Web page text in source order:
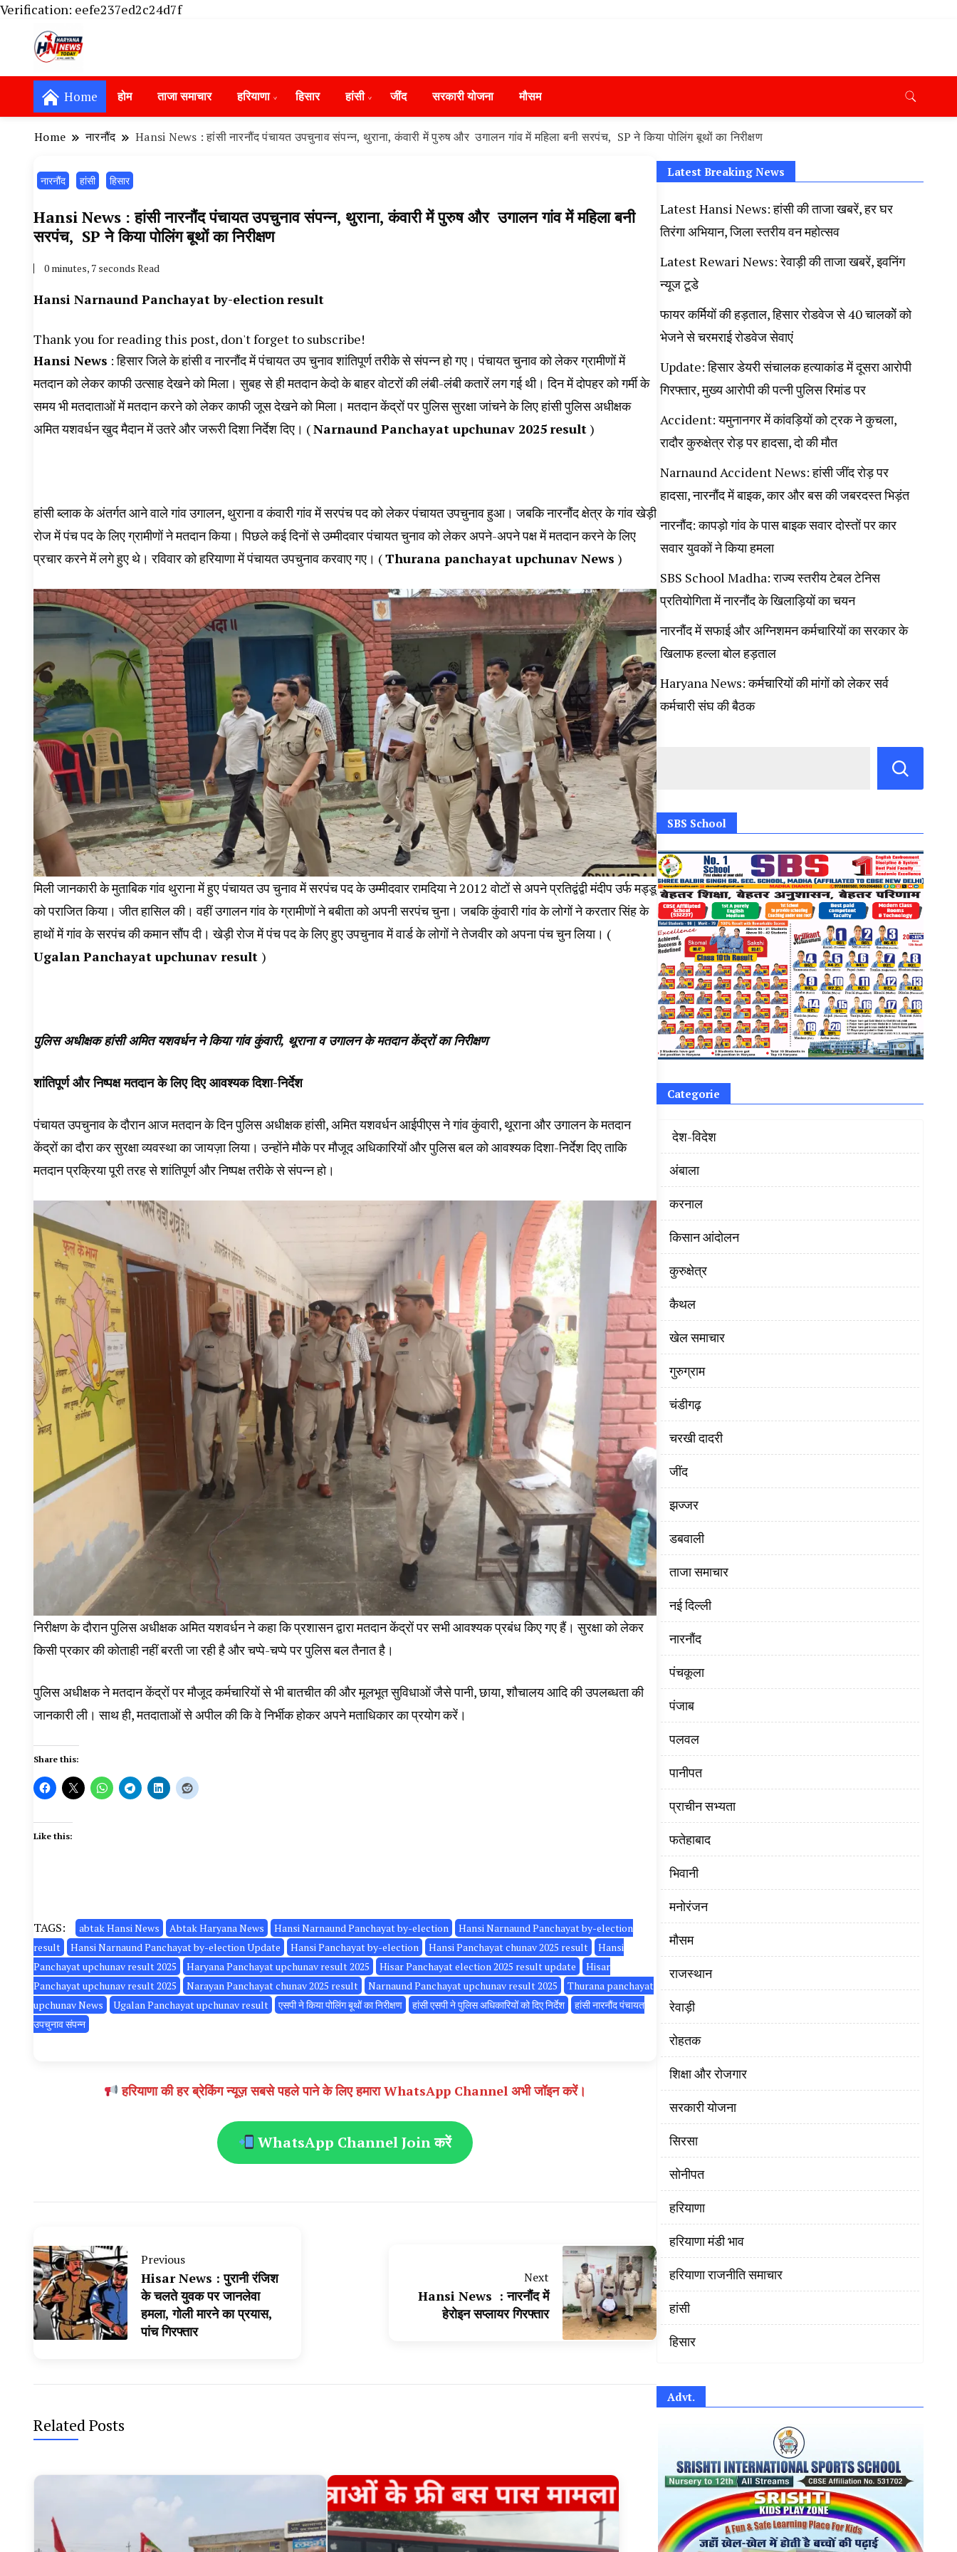
Verification: eefe237ed2c24d7f
Hansi News Today, Hisar Crime News Today, Narnaund News Live, Hansi News Live, Haryana ki Taaja Khabar, Haryana Crime News Today, Weather
Update in Haryana, Weather Alert in Haryana, Rain Alert in Haryana, Haryana Police Action, Haryana Porotet Update, Haryana Police Fir, Haryana
Portet Update News, Student Portest News, Kisan Protest News, AHN News, Abtak Haryana News,
Home होम ताजा समाचार हरियाणा हिसार हांसी ‌जींद सरकारी योजना मौसम
Home नारनौंद Hansi News : हांसी नारनौंद पंचायत उपचुनाव संपन्न, थुराना, कंवारी में पुरुष और उगालन गांव में महिला बनी सरपंच, SP ने किया पोलिंग बूथों का निरीक्षण
नारनौंद हांसी हिसार
Hansi News : हांसी नारनौंद पंचायत उपचुनाव संपन्न, थुराना, कंवारी में पुरुष और उगालन गांव में महिला बनी
सरपंच, SP ने किया पोलिंग बूथों का निरीक्षण
0 minutes, 7 seconds Read
Hansi Narnaund Panchayat by-electionresult
Thank you for reading this post, don't forget to subscribe!
Hansi News : हिसार जिले के हांसी व नारनौंद में पंचायत उप चुनाव शांतिपूर्ण तरीके से संपन्न हो गए। पंचायत चुनाव को लेकर ग्रामीणों में
मतदान को लेकर काफी उत्साह देखने को मिला। सुबह से ही मतदान केदो के बाहर वोटरों की लंबी-लंबी कतारें लग गई थी। दिन में दोपहर को गर्मी के
समय भी मतदाताओं में मतदान करने को लेकर काफी जूस देखने को मिला। मतदान केंद्रों पर पुलिस सुरक्षा जांचने के लिए हांसी पुलिस अधीक्षक
अमित यशवर्धन खुद मैदान में उतरे और जरूरी दिशा निर्देश दिए। (Narnaund Panchayat upchunav 2025result )
हांसी ब्लाक के अंतर्गत आने वाले गांव उगालन, थुराना व कंवारी गांव में सरपंच पद को लेकर पंचायत उपचुनाव हुआ। जबकि नारनौंद क्षेत्र के गांव खेड़ी
रोज में पंच पद के लिए ग्रामीणों ने मतदान किया। पिछले कई दिनों से उम्मीदवार पंचायत चुनाव को लेकर अपने-अपने पक्ष में मतदान करने के लिए
प्रचार करने में लगे हुए थे। रविवार को हरियाणा में पंचायत उपचुनाव करवाए गए। (Thurana panchayat upchunav News )
मिली जानकारी के मुताबिक गांव थुराना में हुए पंचायत उप चुनाव में सरपंच पद के उम्मीदवार रामदिया ने 2012 वोटों से अपने प्रतिद्वंद्वी मंदीप उर्फ मड्डू
को पराजित किया। जीत हासिल की। वहीं उगालन गांव के ग्रामीणों ने बबीता को अपनी सरपंच चुना। जबकि कुंवारी गांव के लोगों ने करतार सिंह के
हाथों में गांव के सरपंच की कमान सौंप दी। ‌खेड़ी रोज में पंच पद के लिए हुए उपचुनाव में वार्ड के लोगों ने तेजवीर को अपना पंच चुन लिया। (
Ugalan Panchayat upchunav result )
पुलिस अधीक्षक हांसी अमित यशवर्धन ने किया गांव कुंवारी, थूराना व उगालन के मतदान केंद्रों का निरीक्षण
शांतिपूर्ण और निष्पक्ष मतदान के लिए दिए आवश्यक दिशा-निर्देश
पंचायत उपचुनाव के दौरान आज मतदान के दिन पुलिस अधीक्षक हांसी, अमित यशवर्धन आईपीएस ने गांव कुंवारी, थूराना और उगालन के मतदान
केंद्रों का दौरा कर सुरक्षा व्यवस्था का जायज़ा लिया। उन्होंने मौके पर मौजूद अधिकारियों और पुलिस बल को आवश्यक दिशा-निर्देश दिए ताकि
मतदान प्रक्रिया पूरी तरह से शांतिपूर्ण और निष्पक्ष तरीके से संपन्न हो।
निरीक्षण के दौरान पुलिस अधीक्षक अमित यशवर्धन ने कहा कि प्रशासन द्वारा मतदान केंद्रों पर सभी आवश्यक प्रबंध किए गए हैं। सुरक्षा को लेकर
किसी प्रकार की कोताही नहीं बरती जा रही है और चप्पे-चप्पे पर पुलिस बल तैनात है।
पुलिस अधीक्षक ने मतदान केंद्रों पर मौजूद कर्मचारियों से भी बातचीत की और मूलभूत सुविधाओं जैसे पानी, छाया, शौचालय आदि की उपलब्धता की
जानकारी ली। साथ ही, मतदाताओं से अपील की कि वे निर्भीक होकर अपने मताधिकार का प्रयोग करें।
Share this:
Like this:
TAGS: abtak Hansi News Abtak Haryana News Hansi Narnaund Panchayat by-election
Hansi Narnaund Panchayat by-election
result
Hansi Narnaund Panchayat by-election Update Hansi Panchayat by-election Hansi Panchayat chunav 2025 result
Hansi
Panchayat upchunav result 2025
Haryana Panchayat upchunav result 2025 Hisar Panchayat election 2025 result update
Hisar
Panchayat upchunav result 2025
Narayan Panchayat chunav 2025 result Narnaund Panchayat upchunav result 2025
Thurana panchayat
upchunav News
Ugalan Panchayat upchunav result एसपी ने किया पोलिंग बूथों का निरीक्षण हांसी एसपी ने पुलिस अधिकारियों को दिए निर्देश
हांसी नारनौंद पंचायत
उपचुनाव संपन्न
हरियाणा की हर ब्रेकिंग न्यूज़ सबसे पहले पाने के लिए हमारा WhatsApp Channel अभी जॉइन करें।
WhatsApp Channel Join करें
Previous
Hisar News : पुरानी रंजिश
के चलते युवक पर जानलेवा
हमला, गोली मारने का प्रयास,
पांच गिरफ्तार
Next
Hansi News : नारनौंद में
हेरोइन सप्लायर गिरफ्तार
Related Posts
Latest Breaking News
Latest Hansi News: हांसी की ताजा खबरें, हर घर
तिरंगा अभियान, जिला स्तरीय वन महोत्सव
Latest Rewari News: रेवाड़ी की ताजा खबरें, इवनिंग
न्यूज टूडे
फायर कर्मियों की हड़ताल, हिसार रोडवेज से 40 चालकोें को
भेजने से चरमराई रोडवेज सेवाएं
Update: हिसार डेयरी संचालक हत्याकांड में दूसरा आरोपी
गिरफ्तार, मुख्य आरोपी की पत्नी पुलिस रिमांड पर
Accident: यमुनानगर में कांवड़ियों को ट्रक ने कुचला,
रादौर कुरुक्षेत्र रोड़ पर हादसा, दो की मौत
Narnaund Accident News: हांसी जींद रोड़ पर
हादसा, नारनौंद में बाइक, कार और बस की जबरदस्त भिड़ंत
नारनौंद: कापड़ो गांव के पास बाइक सवार दोस्तों पर कार
सवार युवकों ने किया हमला
SBS School Madha: राज्य स्तरीय टेबल टेनिस
प्रतियोगिता में नारनौंद के खिलाड़ियों का चयन
नारनौंद में सफाई और अग्निशमन कर्मचारियों का सरकार के
खिलाफ हल्ला बोल हड़ताल
Haryana News: कर्मचारियों की मांगों को लेकर सर्व
कर्मचारी संघ की बैठक
SBS School
Categorie
‌ देश-विदेश
अंबाला
करनाल
किसान आंदोलन
कुरुक्षेत्र
कैथल
खेल समाचार
गुरुग्राम
चंडीगढ़
चरखी दादरी
‌जींद
झज्जर
डबवाली
ताजा समाचार
नई दिल्ली
नारनौंद
पंचकूला
पंजाब
पलवल
पानीपत
प्राचीन सभ्यता
फतेहाबाद
भिवानी
मनोरंजन
मौसम
राजस्थान
रेवाड़ी
रोहतक
शिक्षा और रोजगार
सरकारी योजना
सिरसा
सोनीपत
हरियाणा
हरियाणा मंडी भाव
हरियाणा राजनीति समाचार
हांसी
हिसार
Advt.